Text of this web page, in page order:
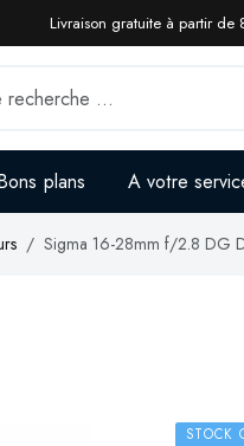
Livraison gratuite à partir
plans A votre
Sigma 16-28mm f/2.8 DG
STOCK